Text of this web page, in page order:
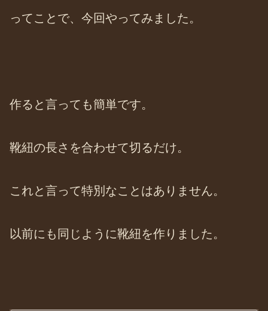
ってことで、今回やってみました。
作ると言っても簡単です。
靴紐の長さを合わせて切るだけ。
これと言って特別なことはありません。
以前にも同じように靴紐を作りました。